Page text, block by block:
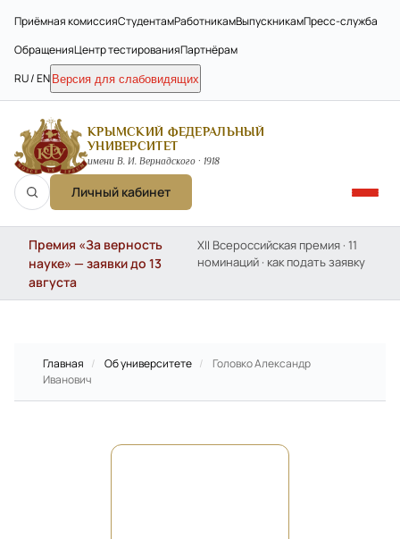
Приёмная комиссияСтудентамРаботникамВыпускникамПресс-служба
ОбращенияЦентр тестированияПартнёрам
RU / EN Версия для слабовидящих
КРЫМСКИЙ ФЕДЕРАЛЬНЫЙ
УНИВЕРСИТЕТ
имени В. И. Вернадского · 1918
Личный кабинет
Премия «За верность
науке» — заявки до 13
августа
XII Всероссийская премия · 11
номинаций · как подать заявку
Главная / Об университете /
Головко Александр
Иванович